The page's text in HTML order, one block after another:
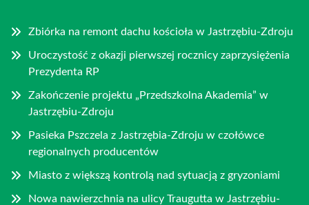
Zbiórka na remont dachu kościoła w Jastrzębiu-Zdroju
Uroczystość z okazji pierwszej rocznicy zaprzysiężenia
Prezydenta RP
Zakończenie projektu „Przedszkolna Akademia” w
Jastrzębiu-Zdroju
Pasieka Pszczela z Jastrzębia-Zdroju w czołówce
regionalnych producentów
Miasto z większą kontrolą nad sytuacją z gryzoniami
Nowa nawierzchnia na ulicy Traugutta w Jastrzębiu-